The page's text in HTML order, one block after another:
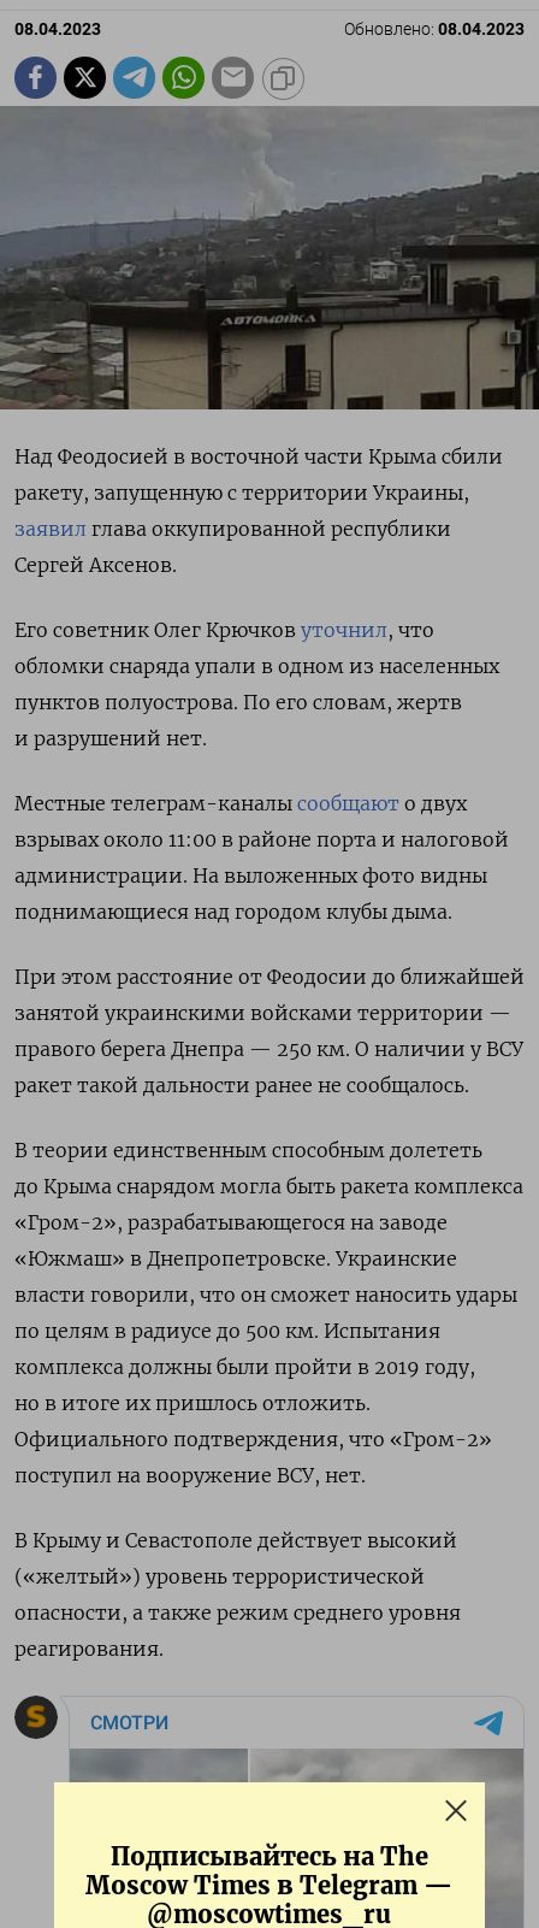
Подписывайтесь на The
Moscow Times в Telegram —
@moscowtimes_ru
08.04.2023 Обновлено: 08.04.2023
Над Феодосией в восточной части Крыма сбили
ракету, запущенную с территории Украины,
заявил глава оккупированной республики
Сергей Аксенов.
Его советник Олег Крючков уточнил, что
обломки снаряда упали в одном из населенных
пунктов полуострова. По его словам, жертв
и разрушений нет.
Местные телеграм-каналы сообщают о двух
взрывах около 11:00 в районе порта и налоговой
администрации. На выложенных фото видны
поднимающиеся над городом клубы дыма.
При этом расстояние от Феодосии до ближайшей
занятой украинскими войсками территории —
правого берега Днепра — 250 км. О наличии у ВСУ
ракет такой дальности ранее не сообщалось.
В теории единственным способным долететь
до Крыма снарядом могла быть ракета комплекса
«Гром-2», разрабатывающегося на заводе
«Южмаш» в Днепропетровске. Украинские
власти говорили, что он сможет наносить удары
по целям в радиусе до 500 км. Испытания
комплекса должны были пройти в 2019 году,
но в итоге их пришлось отложить.
Официального подтверждения, что «Гром-2»
поступил на вооружение ВСУ, нет.
В Крыму и Севастополе действует высокий
(«желтый») уровень террористической
опасности, а также режим среднего уровня
реагирования.